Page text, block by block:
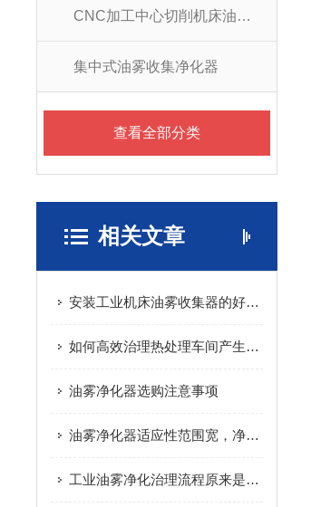
CNC加工中心切削机床油雾净化器
集中式油雾收集净化器
查看全部分类
相关文章
安装工业机床油雾收集器的好处说明
如何高效治理热处理车间产生的油烟废气？
油雾净化器选购注意事项
油雾净化器适应性范围宽，净化效率高
工业油雾净化治理流程原来是这样的